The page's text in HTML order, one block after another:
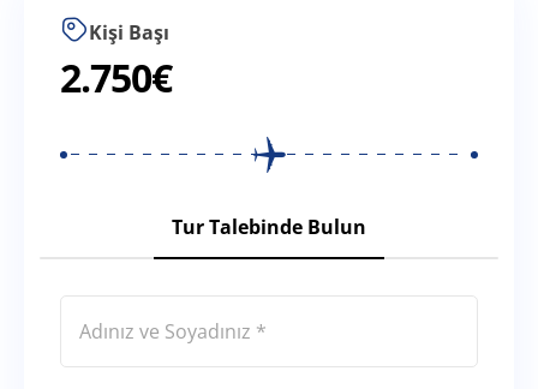
Kişi Başı
2.750€
Tur Talebinde Bulun